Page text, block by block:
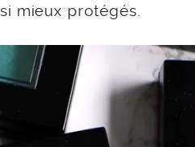
mieux protégés.